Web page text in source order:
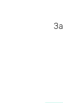
Заколка-краб для волос из металла